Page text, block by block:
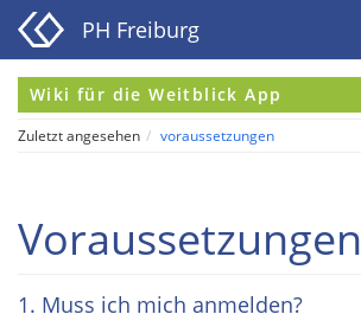
PH Freiburg
Wiki für die Weitblick App
Zuletzt angesehen voraussetzungen
Voraussetzungen
1. Muss ich mich anmelden?